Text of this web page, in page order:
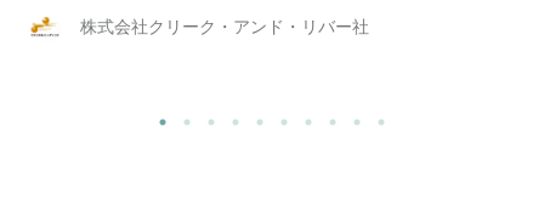
株式会社クリーク・アンド・リバー社